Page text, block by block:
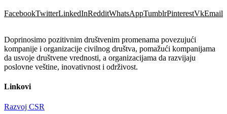
FacebookTwitterLinkedInRedditWhatsAppTumblrPinterestVkEmail
Doprinosimo pozitivnim društvenim promenama povezujući
kompanije i organizacije civilnog društva, pomažući kompanijama
da usvoje društvene vrednosti, a organizacijama da razvijaju
poslovne veštine, inovativnost i održivost.
Linkovi
Razvoj CSR